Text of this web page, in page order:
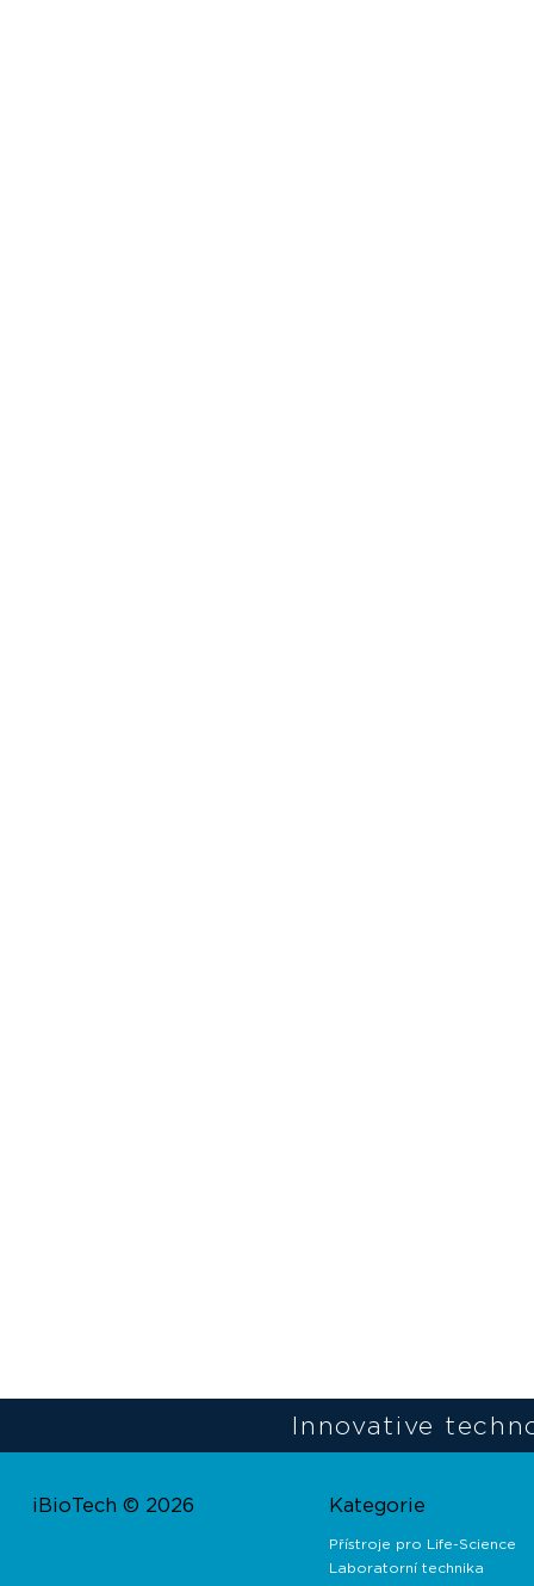
Innovative
iBioTech © 2026 Kategorie
Přístroje pro Life-Science
Laboratorní technika